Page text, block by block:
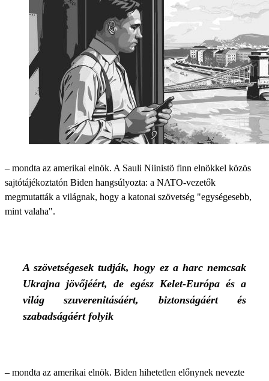
– mondta az amerikai elnök. A Sauli Niinistö finn elnökkel közös
sajtótájékoztatón Biden hangsúlyozta: a NATO-vezetők
megmutatták a világnak, hogy a katonai szövetség "egységesebb,
mint valaha".
A szövetségesek tudják, hogy ez a harc nemcsak
Ukrajna jövőjéért, de egész Kelet-Európa és a
világ szuverenitásáért, biztonságáért és
szabadságáért folyik
– mondta az amerikai elnök. Biden hihetetlen előnynek nevezte